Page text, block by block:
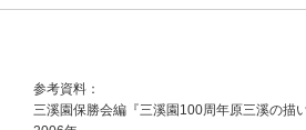
参考資料：
三溪園保勝会編『三溪園100周年原三溪の描